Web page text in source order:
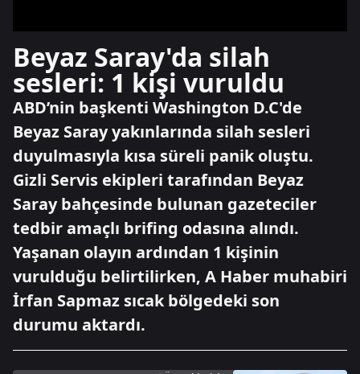
Beyaz Saray'da silah
sesleri: 1 kişi vuruldu
ABD’nin başkenti Washington D.C'de
Beyaz Saray yakınlarında silah sesleri
duyulmasıyla kısa süreli panik oluştu.
Gizli Servis ekipleri tarafından Beyaz
Saray bahçesinde bulunan gazeteciler
tedbir amaçlı brifing odasına alındı.
Yaşanan olayın ardından 1 kişinin
vurulduğu belirtilirken, A Haber muhabiri
İrfan Sapmaz sıcak bölgedeki son
durumu aktardı.